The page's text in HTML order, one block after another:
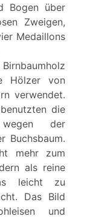
Bogen über
Zweigen,
Medaillons
Hölzer von
verwendet.
die
wegen der
Buchsbaum.
mehr zum
als reine
leicht zu
Das Bild
und